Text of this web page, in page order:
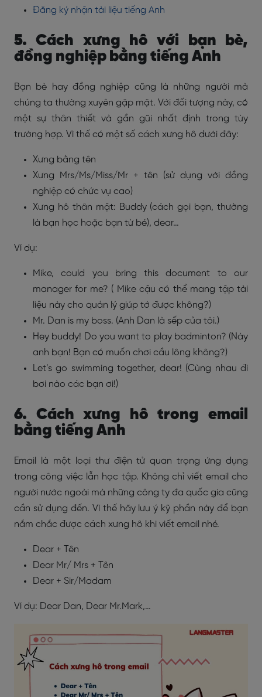
Đăng ký nhận tài liệu tiếng Anh
5. Cách xưng hô với bạn bè,
đồng nghiệp bằng tiếng Anh
Bạn bè hay đồng nghiệp cũng là những người mà
chúng ta thường xuyên gặp mặt. Với đối tượng này, có
một sự thân thiết và gần gũi nhất định trong tùy
trường hợp. Vì thế có một số cách xưng hô dưới đây:
Xưng bằng tên
Xưng Mrs/Ms/Miss/Mr + tên (sử dụng với đồng
nghiệp có chức vụ cao)
Xưng hô thân mật: Buddy (cách gọi bạn, thường
là bạn học hoặc bạn từ bé), dear…
Ví dụ:
Mike, could you bring this document to our
manager for me? ( Mike cậu có thể mang tập tài
liệu này cho quản lý giúp tớ được không?)
Mr. Dan is my boss. (Anh Dan là sếp của tôi.)
Hey buddy! Do you want to play badminton? (Này
anh bạn! Bạn có muốn chơi cầu lông không?)
Let’s go swimming together, dear! (Cùng nhau đi
bơi nào các bạn ơi!)
6. Cách xưng hô trong email
bằng tiếng Anh
Email là một loại thư điện tử quan trọng ứng dụng
trong công việc lẫn học tập. Không chỉ viết email cho
người nước ngoài mà những công ty đa quốc gia cũng
cần sử dụng đến. Vì thế hãy lưu ý kỹ phần này để bạn
nắm chắc được cách xưng hô khi viết email nhé.
Dear + Tên
Dear Mr/ Mrs + Tên
Dear + Sir/Madam
Ví dụ: Dear Dan, Dear Mr.Mark,…